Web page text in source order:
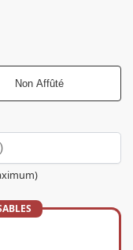
Non Affûté